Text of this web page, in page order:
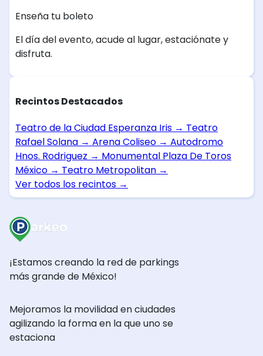
Enseña tu boleto
El día del evento, acude al lugar, estaciónate y
disfruta.
Recintos Destacados
Teatro de la Ciudad Esperanza Iris → Teatro
Rafael Solana → Arena Coliseo → Autodromo
Hnos. Rodriguez → Monumental Plaza De Toros
México → Teatro Metropolitan →
Ver todos los recintos →
¡Estamos creando la red de parkings
más grande de México!
Mejoramos la movilidad en ciudades
agilizando la forma en la que uno se
estaciona